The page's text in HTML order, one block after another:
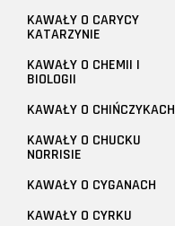
KAWAŁY O CARYCY
KATARZYNIE
KAWAŁY O CHEMII I
BIOLOGII
KAWAŁY O CHIŃCZYKACH
KAWAŁY O CHUCKU
NORRISIE
KAWAŁY O CYGANACH
KAWAŁY O CYRKU